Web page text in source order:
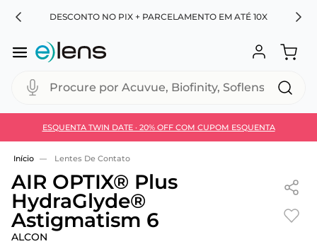
DESCONTO NO PIX + PARCELAMENTO EM ATÉ 10X
Procure por Acuvue, Biofinity, Soflens...
ESQUENTA TWIN DATE · 20% OFF COM CUPOM ESQUENTA
Use 30HOJE e ganhe 30% OFF + economia extra no
Lentes De Contato
AIR OPTIX® Plus
HydraGlyde®
Astigmatism 6
ALCON